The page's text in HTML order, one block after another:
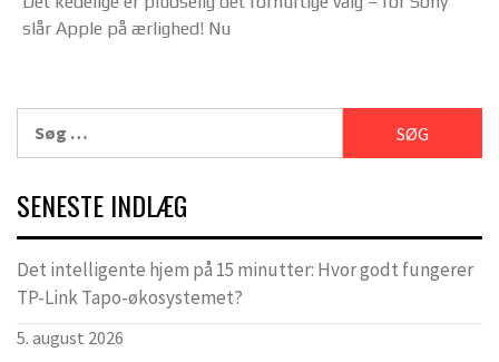
slår Apple på ærlighed! Nu
efter:
SENESTE INDLÆG
Det intelligente hjem på 15 minutter: Hvor godt fungerer
TP-Link Tapo-økosystemet?
5. august 2026